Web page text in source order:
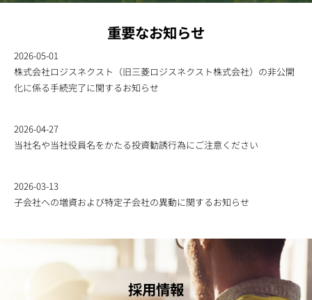
重要なお知らせ
2026-05-01
株式会社ロジスネクスト（旧三菱ロジスネクスト株式会社）の非公開
化に係る手続完了に関するお知らせ
2026-04-27
当社名や当社役員名をかたる投資勧誘行為にご注意ください
2026-03-13
子会社への増資および特定子会社の異動に関するお知らせ
採用情報